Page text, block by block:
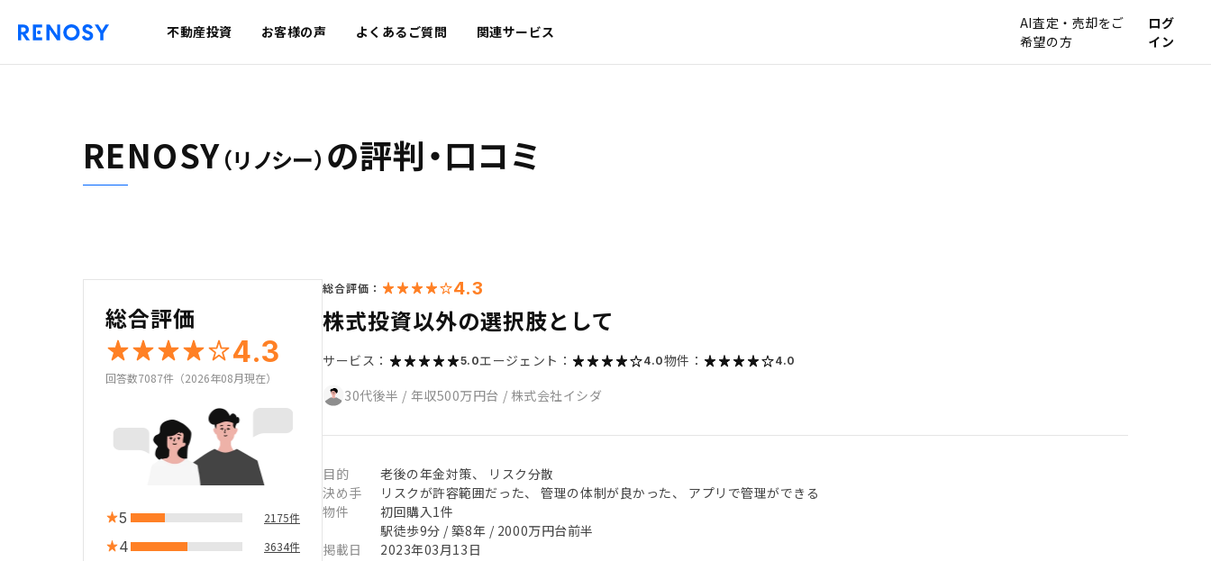
不動産投資 お客様の声 よくあるご質問 関連サービス
AI査定・売却をご
希望の方
ログ
イン
RENOSY（リノシー） の評判・口コミ
総合評価
4.3
回答数7087件（2026年08月現在）
5 2175件
4 3634件
総合評価： 4.3
株式投資以外の選択肢として
サービス： 5.0エージェント： 4.0物件： 4.0
30代後半 / 年収500万円台 / 株式会社イシダ
目的
老後の年金対策、 リスク分散
決め手
リスクが許容範囲だった、 管理の体制が良かった、 アプリで管理ができる
物件
初回購入1件
駅徒歩9分 / 築8年 / 2000万円台前半
掲載日
2023年03月13日